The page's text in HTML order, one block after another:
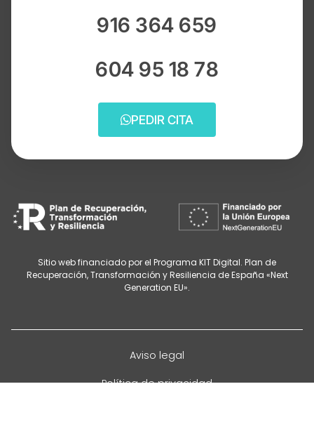
916 364 659
604 95 18 78
PEDIR CITA
Sitio web financiado por el Programa KIT Digital. Plan de
Recuperación, Transformación y Resiliencia de España «Next
Generation EU».
Aviso legal
Política de privacidad